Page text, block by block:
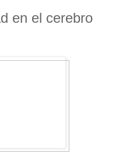
en el cerebro